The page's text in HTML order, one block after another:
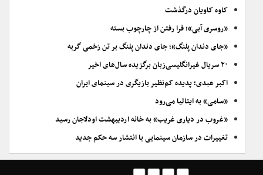
کاوه کاویان درگذشت
«روسری آبی»؛ فرا رفتن از چارچوب بسته
«جای دندان پلنگ»؛ جای دندان پلنگ بر تن زخمی گربه
۲۰ سریال غیرانگلیسی‌زبان برگزیده سال‌های اخیر
اکبر عبدی؛ پدیده کم‌نظیر بازیگری در سینمای ایران
«سامی» به ایتالیا می‌رود
«غروب در دیاری غریب» به خانه اردیبهشت اودلاجان رسید
تغییرات در سازمان سینمایی با انتشار سه حکم جدید